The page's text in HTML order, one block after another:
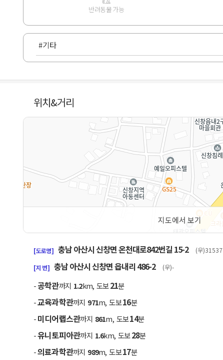
반려동물 가능
#기타
위치&거리
지도에서 보기
[도로명] 충남 아산시 신창면 온천대로842번길 15-2 (우)31537
[지 번] 충남 아산시 신창면 읍내리 486-2 (우)-
-공학관까지 1.2km, 도보21분
-교육과학관까지 971m, 도보16분
-미디어랩스관까지 861m, 도보14분
-유니토피아관까지 1.6km, 도보28분
-의료과학관까지 989m, 도보17분